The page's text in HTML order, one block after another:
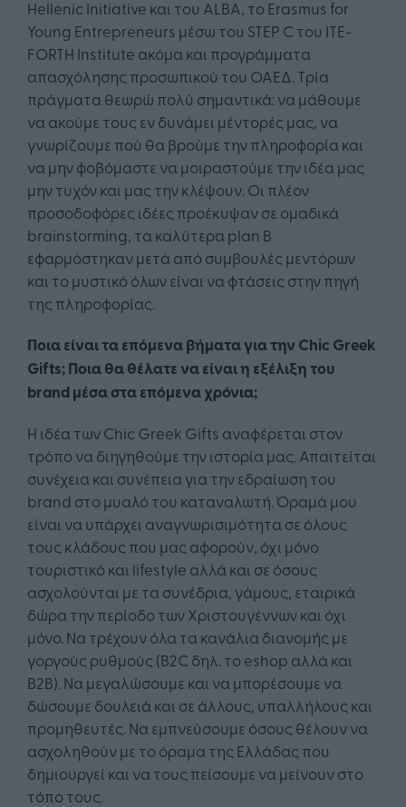
Hellenic Initiative και του ALBA, το Erasmus for
Young Entrepreneurs μέσω του STEP C του ITE-
FORTH Institute ακόμα και προγράμματα
απασχόλησης προσωπικού του ΟΑΕΔ. Τρία
πράγματα θεωρώ πολύ σημαντικά: να μάθουμε
να ακούμε τους εν δυνάμει μέντορές μας, να
γνωρίζουμε πού θα βρούμε την πληροφορία και
να μην φοβόμαστε να μοιραστούμε την ιδέα μας
μην τυχόν και μας την κλέψουν. Οι πλέον
προσοδοφόρες ιδέες προέκυψαν σε ομαδικά
brainstorming, τα καλύτερα plan B
εφαρμόστηκαν μετά από συμβουλές μεντόρων
και το μυστικό όλων είναι να φτάσεις στην πηγή
της πληροφορίας.
Ποια είναι τα επόμενα βήματα για την Chic Greek
Gifts; Ποια θα θέλατε να είναι η εξέλιξη του
brand μέσα στα επόμενα χρόνια;
Η ιδέα των Chic Greek Gifts αναφέρεται στον
τρόπο να διηγηθούμε την ιστορία μας. Απαιτείται
συνέχεια και συνέπεια για την εδραίωση του
brand στο μυαλό του καταναλωτή. Όραμά μου
είναι να υπάρχει αναγνωρισιμότητα σε όλους
τους κλάδους που μας αφορούν, όχι μόνο
τουριστικό και lifestyle αλλά και σε όσους
ασχολούνται με τα συνέδρια, γάμους, εταιρικά
δώρα την περίοδο των Χριστουγέννων και όχι
μόνο. Να τρέχουν όλα τα κανάλια διανομής με
γοργούς ρυθμούς (B2C δηλ. το eshop αλλά και
B2B). Να μεγαλώσουμε και να μπορέσουμε να
δώσουμε δουλειά και σε άλλους, υπαλλήλους και
προμηθευτές. Να εμπνεύσουμε όσους θέλουν να
ασχοληθούν με το όραμα της Ελλάδας που
δημιουργεί και να τους πείσουμε να μείνουν στο
τόπο τους.